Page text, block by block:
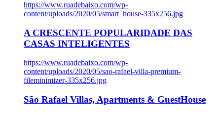
https://www.ruadebaixo.com/wp-
content/uploads/2020/05/smart_house-335x256.jpg
A CRESCENTE POPULARIDADE DAS
CASAS INTELIGENTES
https://www.ruadebaixo.com/wp-
content/uploads/2020/05/sao-rafael-villa-premium-
fileminimizer-335x256.jpg
São Rafael Villas, Apartments & GuestHouse